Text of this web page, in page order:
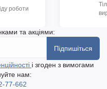
роботи
та акціями:
Підпишіться
і згоден з вимогами
нам:
77-662